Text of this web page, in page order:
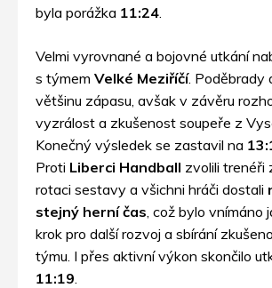
byla porážka 11:24
Velmi vyrovnané a bojovné utkání
s týmem Velké Meziříčí. Poděbrady
většinu zápasu, avšak v závěru
vyzrálost a zkušenost soupeře z
Konečný výsledek se zastavil na
Proti Liberci Handball zvolili trenéři
rotaci sestavy a všichni hráči dostali
stejný herní čas , což bylo vnímáno
krok pro další rozvoj a sbírání
týmu. I přes aktivní výkon skončilo
11:19